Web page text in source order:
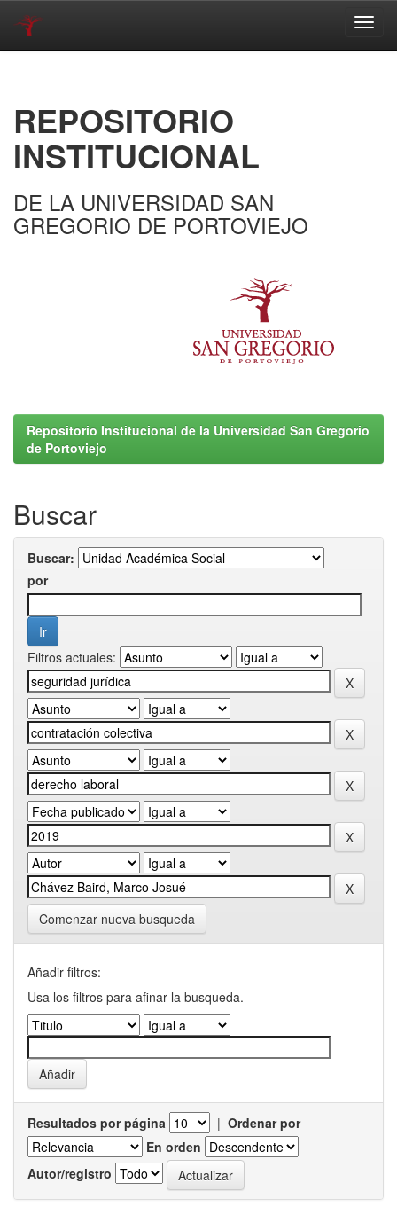
REPOSITORIO
INSTITUCIONAL
DE LA UNIVERSIDAD SAN
GREGORIO DE PORTOVIEJO
Repositorio Institucional de la Universidad San Gregorio
de Portoviejo
Buscar
Buscar:
por
Filtros actuales:
Comenzar nueva busqueda
Añadir filtros:
Usa los filtros para afinar la busqueda.
Resultados por página | Ordenar por
En orden
Autor/registro